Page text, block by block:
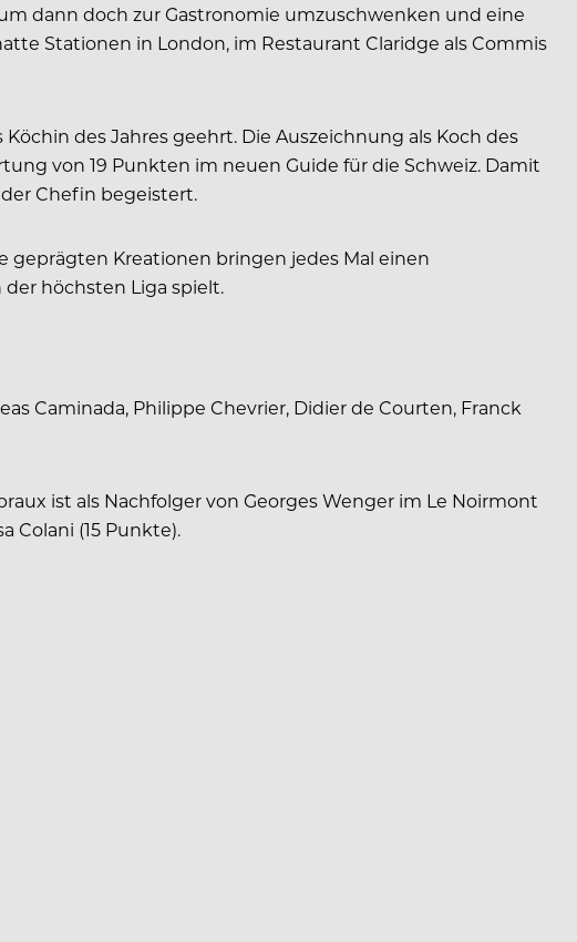
dann doch zur Gastronomie umzuschwenken und eine
Stationen in London, im Restaurant Claridge als Commis
des Jahres geehrt. Die Auszeichnung als Koch des
von 19 Punkten im neuen Guide für die Schweiz. Damit
Chefin begeistert.
geprägten Kreationen bringen jedes Mal einen
höchsten Liga spielt.
Caminada, Philippe Chevrier, Didier de Courten, Franck
ist als Nachfolger von Georges Wenger im Le Noirmont
Colani (15 Punkte).